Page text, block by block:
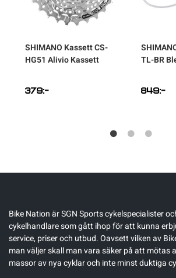
SHIMANO Kassett CS-
HG51 Alivio Kassett
379:-
TL-BR
849:-
Bike Nationär SGN Sports cykelspecialister
cykelhandlare som gått ihop för att kunna
service, priser och utbud. Oavsett vilken av
man väljer skall man vara säker på att mötas
massor av nya cyklar och inte minst duktiga